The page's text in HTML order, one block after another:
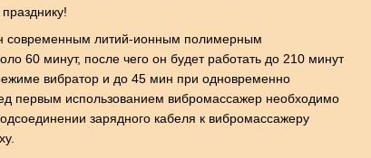
современным литий-ионным полимерным
60 минут, после чего он будет работать до 210 минут
вибратор и до 45 мин при одновременно
первым использованием вибромассажер необходимо
зарядного кабеля к вибромассажеру